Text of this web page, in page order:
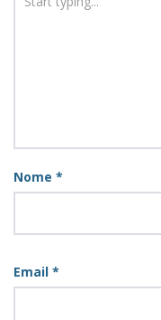
Nome *
Email *